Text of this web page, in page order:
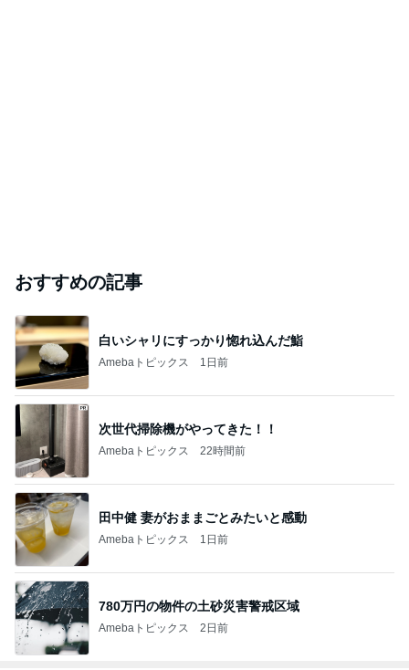
おすすめの記事
白いシャリにすっかり惚れ込んだ鮨
Amebaトピックス 1日前
次世代掃除機がやってきた！！
Amebaトピックス 22時間前
田中健 妻がおままごとみたいと感動
Amebaトピックス 1日前
780万円の物件の土砂災害警戒区域
Amebaトピックス 2日前